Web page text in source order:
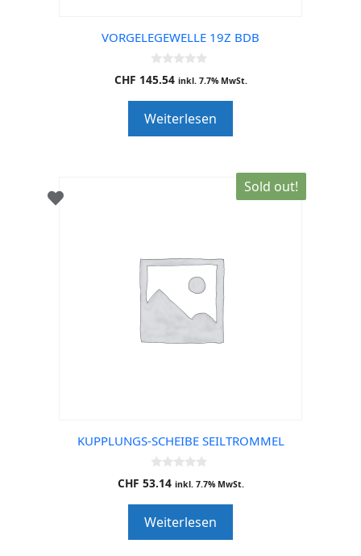
VORGELEGEWELLE 19Z BDB
0
o
o
f
5
CHF 145.54 inkl. 7.7% MwSt.
Weiterlesen
Sold out!
KUPPLUNGS-SCHEIBE SEILTROMMEL
0
o
o
f
5
CHF 53.14 inkl. 7.7% MwSt.
Weiterlesen